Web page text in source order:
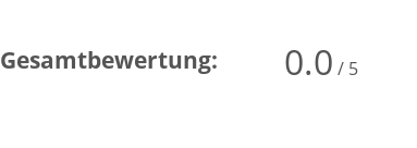
Gesamtbewertung: 0.0 / 5